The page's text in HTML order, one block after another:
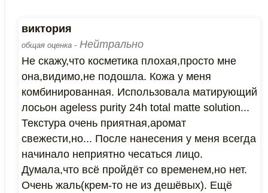
виктория
общая оценка - Нейтрально
Не скажу,что косметика плохая,просто мне
она,видимо,не подошла. Кожа у меня
комбинированная. Использовала матирующий
лосьон ageless purity 24h total matte solution...
Текстура очень приятная,аромат
свежести,но... После нанесения у меня всегда
начинало неприятно чесаться лицо.
Думала,что всё пройдёт со временем,но нет.
Очень жаль(крем-то не из дешёвых). Ещё